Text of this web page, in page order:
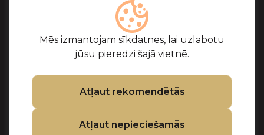
Mēs izmantojam sīkdatnes, lai uzlabotu
jūsu pieredzi šajā vietnē.
Atļaut rekomendētās
Atļaut nepieciešamās
Blogs
Sadarbība
Partneri
Sertifikāti
Biežāk uzdotie
jautājumi
Atbalsts
Pirkuma noteikumi